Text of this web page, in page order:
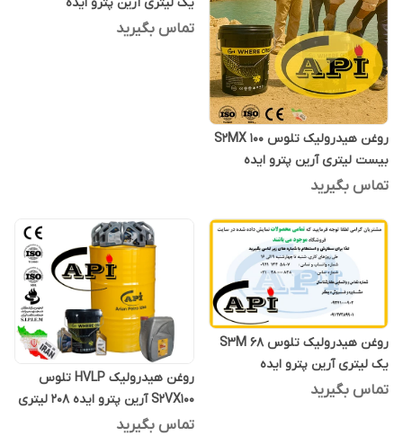
روغن هیدرولیک تلوس S2MX 100
بیست لیتری آرین پترو ایده
تماس بگیرید
یک لیتری آرین پترو ایده
تماس بگیرید
روغن هیدرولیک تلوس S3M 68
یک لیتری آرین پترو ایده
تماس بگیرید
روغن هیدرولیک HVLP تلوس
S2VX100 آرین پترو ایده 208 لیتری
تماس بگیرید